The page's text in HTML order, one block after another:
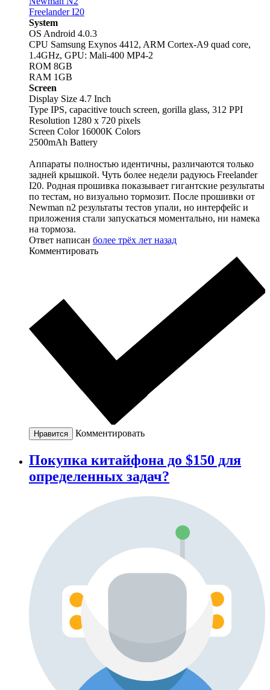
Freelander I20
System
OS Android 4.0.3
CPU Samsung Exynos 4412, ARM Cortex-A9 quad core,
1.4GHz, GPU: Mali-400 MP4-2
ROM 8GB
RAM 1GB
Screen
Display Size 4.7 Inch
Type IPS, capacitive touch screen, gorilla glass, 312 PPI
Resolution 1280 x 720 pixels
Screen Color 16000K Colors
2500mAh Battery
Аппараты полностью идентичны, различаются только
задней крышкой. Чуть более недели радуюсь Freelander
I20. Родная прошивка показывает гигантские результаты
по тестам, но визуально тормозит. После прошивки от
Newman n2 результаты тестов упали, но интерфейс и
приложения стали запускаться моментально, ни намека
на тормоза.
Ответ написан более трёх лет назад
Комментировать
Нравится Комментировать
Покупка китайфона до $150 для
определенных задач?